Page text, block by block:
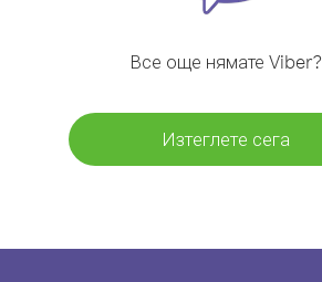
Все още нямате Viber?
Изтеглете сега